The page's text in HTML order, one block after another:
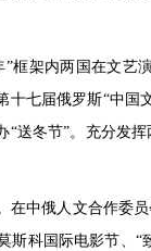
”框架内两国在文
十七届俄罗斯“中
“送冬节”。充分发
在中俄人文合作委
科国际电影节、